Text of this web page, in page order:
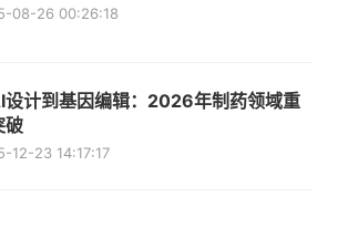
08-26 00:26:18
设计到基因编辑：2026年制药领域重
破
12-23 14:17:17